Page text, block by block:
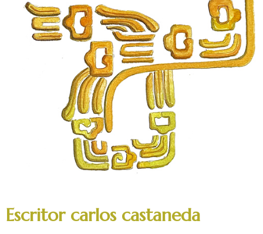
Escritor carlos castaneda